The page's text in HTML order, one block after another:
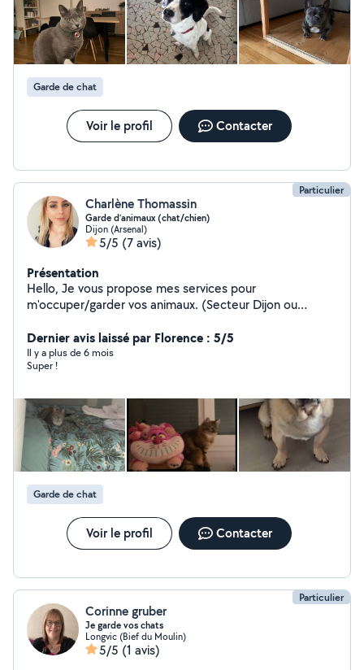
Garde de chat
Voir le profil Contacter
Particulier
Charlène Thomassin
Garde d’animaux (chat/chien)
Dijon (Arsenal)
5/5 (7 avis)
Présentation
Hello, Je vous propose mes services pour
m'occuper/garder vos animaux. (Secteur Dijon ou
ravie de rendre service avec le sourire. À très vite!
Dernier avis laissé par Florence : 5/5
Il y a plus de 6 mois
Super !
Garde de chat
Voir le profil Contacter
Particulier
Corinne gruber
Je garde vos chats
Longvic (Bief du Moulin)
5/5 (1 avis)